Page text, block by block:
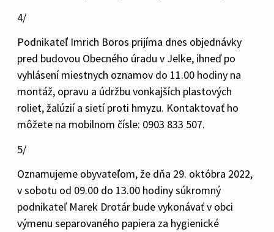
4/
Podnikateľ Imrich Boros prijíma dnes objednávky
pred budovou Obecného úradu v Jelke, ihneď po
vyhlásení miestnych oznamov do 11.00 hodiny na
montáž, opravu a údržbu vonkajších plastových
roliet, žalúzií a sietí proti hmyzu. Kontaktovať ho
môžete na mobilnom čísle: 0903 833 507.
5/
Oznamujeme obyvateľom, že dňa 29. októbra 2022,
v sobotu od 09.00 do 13.00 hodiny súkromný
podnikateľ Marek Drotár bude vykonávať v obci
výmenu separovaného papiera za hygienické